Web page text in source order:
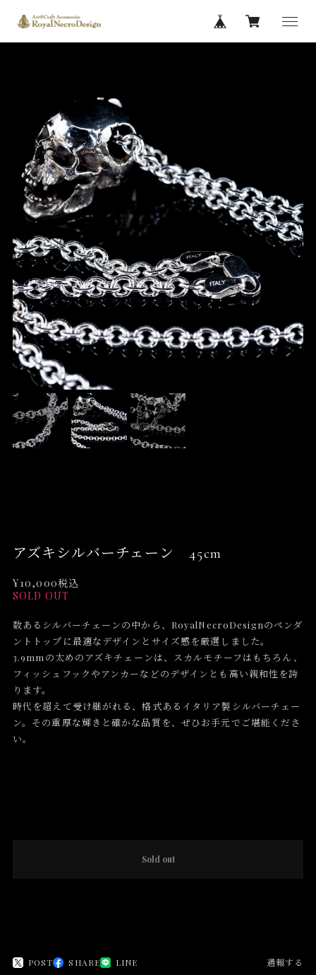
アズキシルバーチェーン 45cm
¥10,000税込
SOLD OUT
数あるシルバーチェーンの中から、RoyalNecroDesignのペンダ
ントトップに最適なデザインとサイズ感を厳選しました。
3.9mmの太めのアズキチェーンは、スカルモチーフはもちろん、
フィッシュフックやアンカーなどのデザインとも高い親和性を誇
ります。
時代を超えて受け継がれる、格式あるイタリア製シルバーチェー
ン。その重厚な輝きと確かな品質を、ぜひお手元でご堪能くださ
い。
Sold out
POST SHARE LINE 通報する